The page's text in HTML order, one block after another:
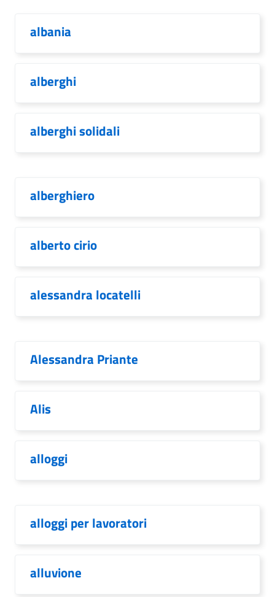
albania
alberghi
alberghi solidali
alberghiero
alberto cirio
alessandra locatelli
Alessandra Priante
Alis
alloggi
alloggi per lavoratori
alluvione